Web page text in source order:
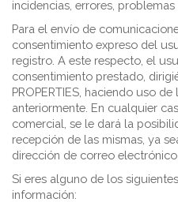
incidencias, errores,
Para el envío de
consentimiento expreso del
registro. A este respecto, el
consentimiento prestado,
PROPERTIES, haciendo uso
anteriormente. En cualquier
comercial, se le dará la
recepción de las mismas, ya
dirección de correo electrónico.
Si eres alguno de los
información: